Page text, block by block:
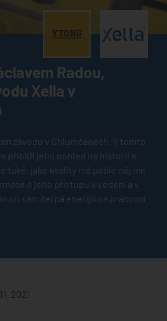
Radou,
Xella v
závodu v Chlumčanech. V tomto
přiblíží jeho pohled na historii a
také, jaké kvality má podle něj mít
o jeho přístupu k vedení a v
on sám čerpá energii na pracovní
2021